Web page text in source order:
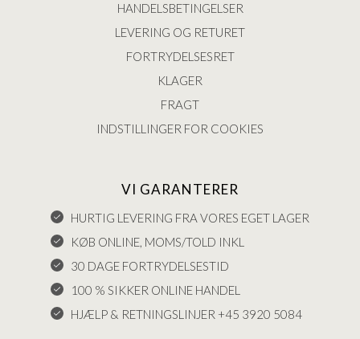
HANDELSBETINGELSER
LEVERING OG RETURET
FORTRYDELSESRET
KLAGER
FRAGT
INDSTILLINGER FOR COOKIES
VI GARANTERER
HURTIG LEVERING FRA VORES EGET LAGER
KØB ONLINE, MOMS/TOLD INKL
30 DAGE FORTRYDELSESTID
100 % SIKKER ONLINE HANDEL
HJÆLP & RETNINGSLINJER +45 3920 5084